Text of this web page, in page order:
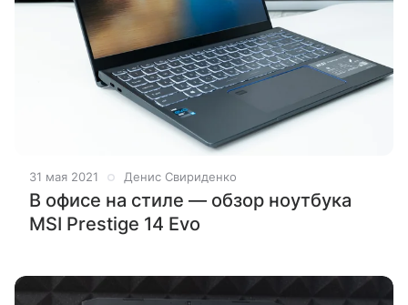
31 мая 2021 Денис Свириденко
В офисе на стиле — обзор ноутбука
MSI Prestige 14 Evo